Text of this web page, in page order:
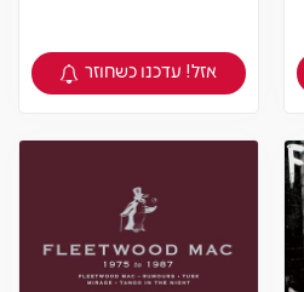
צפיה במוצר
אזל! עדכנו כשחוזר